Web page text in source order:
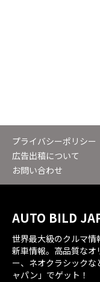
プライバシーポリシー
広告出稿について
お問い合わせ
AUTO BILD
世界最大級のクルマ
新車情報。高品質なオ
ー、ネオクラシック
ャパン」でゲット！